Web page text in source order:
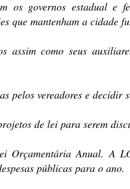
os governos estadual e
que mantenham a cidade
assim como seus
pelos vereadores e decidir
de lei para serem
Orçamentária Anual. A
públicas para o ano.